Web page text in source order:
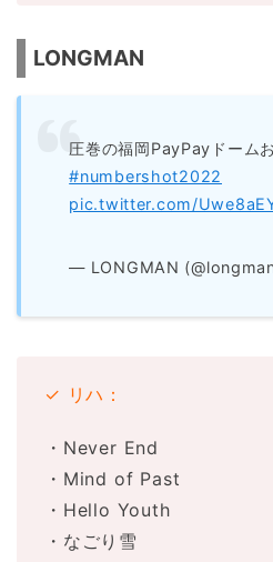
LONGMAN
圧巻の福岡PayPayドーム
#numbershot2022
pic.twitter.com/
— LONGMAN
✓ リハ：
・Never End
・Mind of Past
・Hello Youth
・なごり雪